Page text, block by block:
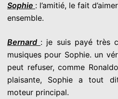
Sophie : l’amitié, le fait
ensemble.
Bernard : je suis payé très
musiques pour Sophie. un
peut refuser, comme
plaisante, Sophie a tout
moteur principal.